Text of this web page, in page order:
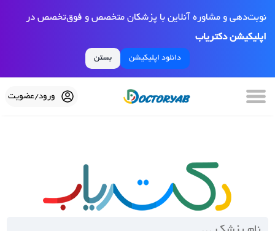
نوبت‌دهی و مشاوره آنلاین با پزشکان متخصص و فوق‌تخصص در
اپلیکیشن دکتریاب
دانلود اپلیکیشن بستن
ورود/عضویت